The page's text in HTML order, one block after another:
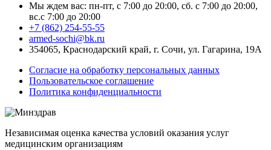
Мы ждем вас: пн-пт, с 7:00 до 20:00, сб. с 7:00 до 20:00,
вс.с 7:00 до 20:00
+7 (862) 254-55-55
armed-sochi@bk.ru
354065, Краснодарский край, г. Сочи, ул. Гагарина, 19А
Согласие на обработку персональных данных
Пользовательское соглашение
Политика конфиденциальности
Независимая оценка качества условий оказания услуг
медицинским организациям